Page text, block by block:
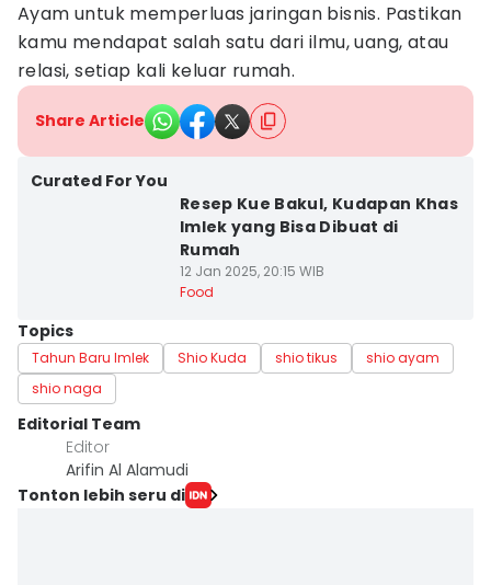
Ayam untuk memperluas jaringan bisnis. Pastikan
kamu mendapat salah satu dari ilmu, uang, atau
relasi, setiap kali keluar rumah.
Share Article
Curated For You
Resep Kue Bakul, Kudapan Khas
Imlek yang Bisa Dibuat di
Rumah
12 Jan 2025, 20:15 WIB
Food
Topics
Tahun Baru Imlek Shio Kuda shio tikus
shio ayam
shio naga
Editorial Team
Editor
Arifin Al Alamudi
Tonton lebih seru di